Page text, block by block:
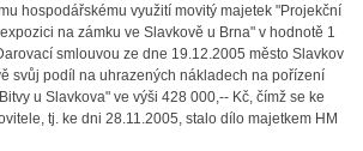
hospodářskému využití movitý majetek "Projekční
na zámku ve Slavkově u Brna" v hodnotě 1
smlouvou ze dne 19.12.2005 město Slavkov
svůj podíl na uhrazených nákladech na pořízení
u Slavkova" ve výši 428 000,-- Kč, čímž se ke
tj. ke dni 28.11.2005, stalo dílo majetkem HM